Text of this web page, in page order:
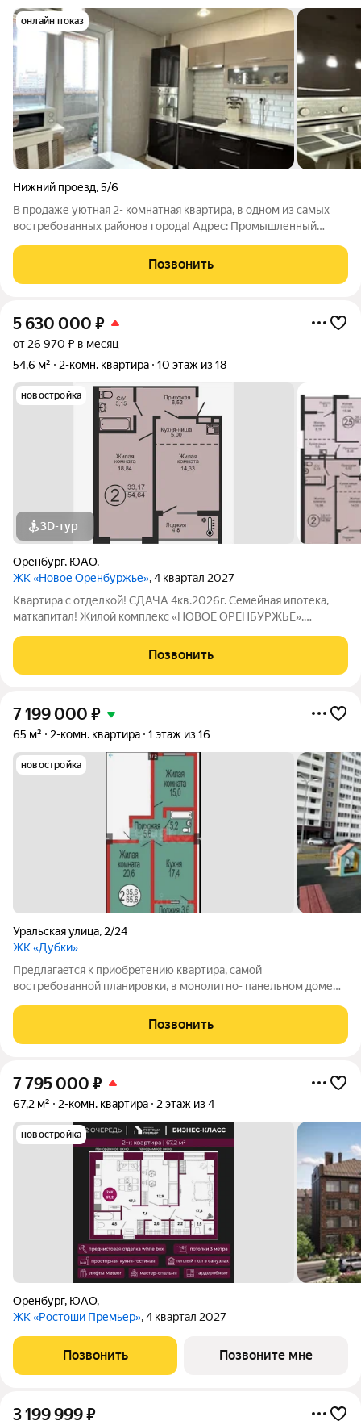
онлайн показ
Нижний проезд,5/6
В продаже уютная 2- комнатная квартира, в одном из самых
востребованных районов города! Адрес: Промышленный
находится на втрой линии, в дали от пыли и шума дорог, Общая
площадь 54.9 кв.м., без
Позвонить
5 630 000 ₽
от 26 970 ₽ в месяц
54,6 м²
2-комн. квартира 10 этаж из 18
новостройка
3D-тур
Оренбург, ЮАО,
ЖК «Новое Оренбуржье», 4 квартал 2027
Квартира с отделкой! СДАЧА 4кв.2026г. Семейная ипотека,
маткапитал! Жилой комплекс «НОВОЕ ОРЕНБУРЖЬЕ».
в официальном отделе продаж! Функциональные просторные
евро планировки: гостиная/кухня для
Позвонить
7 199 000 ₽
65 м² 2-комн. квартира 1 этаж из 16
новостройка
Уральская улица, 2/24
ЖК «Дубки»
Предлагаeтcя к пpиобpeтению квapтиpa, самой
востребованной планировки, в монолитно- панельном доме
годовых. (субсидирование ) Ипотека 15% годовых чистая
ставка. Услуга гарантия безопасной
Позвонить
7 795 000 ₽
67,2 м² 2-комн. квартира 2 этаж из 4
новостройка
Оренбург, ЮАО,
ЖК «Ростоши Премьер», 4 квартал 2027
Позвонить Позвоните мне
3 199 999₽